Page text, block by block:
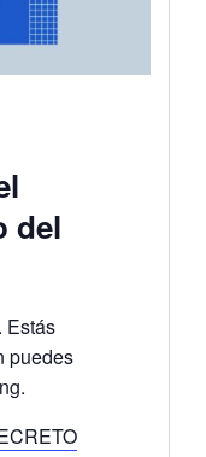
del
Estás
puedes